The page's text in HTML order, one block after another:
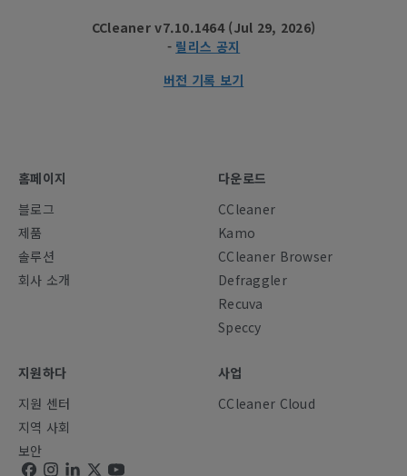
CCleaner v7.10.1464 (Jul 29, 2026)
- 릴리스 공지
버전 기록 보기
홈페이지
블로그
제품
솔루션
회사 소개
다운로드
CCleaner
Kamo
CCleaner Browser
Defraggler
Recuva
Speccy
지원하다
지원 센터
지역 사회
보안
사업
CCleaner Cloud